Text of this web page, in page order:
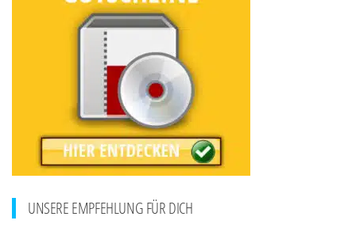
UNSERE EMPFEHLUNG FÜR DICH